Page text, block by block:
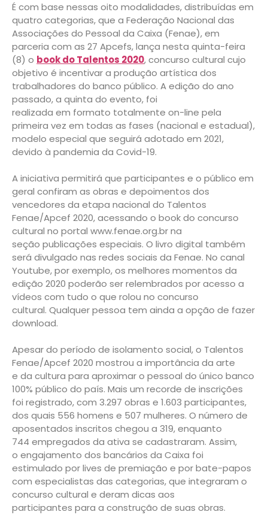
É com base nessas oito modalidades, distribuídas em
quatro categorias, que a Federação Nacional das
Associações do Pessoal da Caixa (Fenae), em
parceria com as 27 Apcefs, lança nesta quinta-feira
(8) o book do Talentos 2020, concurso cultural cujo
objetivo é incentivar a produção artística dos
trabalhadores do banco público. A edição do ano
passado, a quinta do evento, foi
realizada em formato totalmente on-line pela
primeira vez em todas as fases (nacional e estadual),
modelo especial que seguirá adotado em 2021,
devido à pandemia da Covid-19.
A iniciativa permitirá que participantes e o público em
geral confiram as obras e depoimentos dos
vencedores da etapa nacional do Talentos
Fenae/Apcef 2020, acessando o book do concurso
cultural no portal www.fenae.org.br na
seção publicações especiais. O livro digital também
será divulgado nas redes sociais da Fenae. No canal
Youtube, por exemplo, os melhores momentos da
edição 2020 poderão ser relembrados por acesso a
vídeos com tudo o que rolou no concurso
cultural. Qualquer pessoa tem ainda a opção de fazer
download.
Apesar do período de isolamento social, o Talentos
Fenae/Apcef 2020 mostrou a importância da arte
e da cultura para aproximar o pessoal do único banco
100% público do país. Mais um recorde de inscrições
foi registrado, com 3.297 obras e 1.603 participantes,
dos quais 556 homens e 507 mulheres. O número de
aposentados inscritos chegou a 319, enquanto
744 empregados da ativa se cadastraram. Assim,
o engajamento dos bancários da Caixa foi
estimulado por lives de premiação e por bate-papos
com especialistas das categorias, que integraram o
concurso cultural e deram dicas aos
participantes para a construção de suas obras.